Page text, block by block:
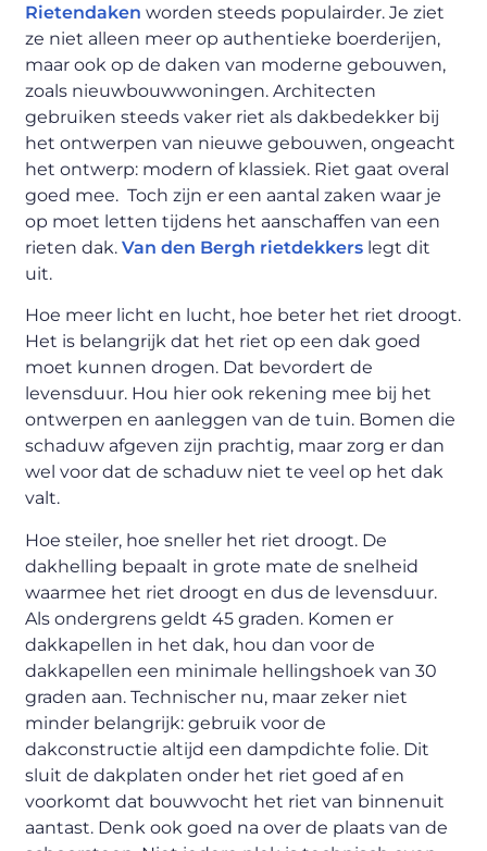
Rietendaken worden steeds populairder. Je ziet
ze niet alleen meer op authentieke boerderijen,
maar ook op de daken van moderne gebouwen,
zoals nieuwbouwwoningen. Architecten
gebruiken steeds vaker riet als dakbedekker bij
het ontwerpen van nieuwe gebouwen, ongeacht
het ontwerp: modern of klassiek. Riet gaat overal
goed mee. Toch zijn er een aantal zaken waar je
op moet letten tijdens het aanschaffen van een
rieten dak.Van den Bergh rietdekkers legt dit
uit.
Hoe meer licht en lucht, hoe beter het riet droogt.
Het is belangrijk dat het riet op een dak goed
moet kunnen drogen. Dat bevordert de
levensduur. Hou hier ook rekening mee bij het
ontwerpen en aanleggen van de tuin. Bomen die
schaduw afgeven zijn prachtig, maar zorg er dan
wel voor dat de schaduw niet te veel op het dak
valt.
Hoe steiler, hoe sneller het riet droogt. De
dakhelling bepaalt in grote mate de snelheid
waarmee het riet droogt en dus de levensduur.
Als ondergrens geldt 45 graden. Komen er
dakkapellen in het dak, hou dan voor de
dakkapellen een minimale hellingshoek van 30
graden aan. Technischer nu, maar zeker niet
minder belangrijk: gebruik voor de
dakconstructie altijd een dampdichte folie. Dit
sluit de dakplaten onder het riet goed af en
voorkomt dat bouwvocht het riet van binnenuit
aantast. Denk ook goed na over de plaats van de